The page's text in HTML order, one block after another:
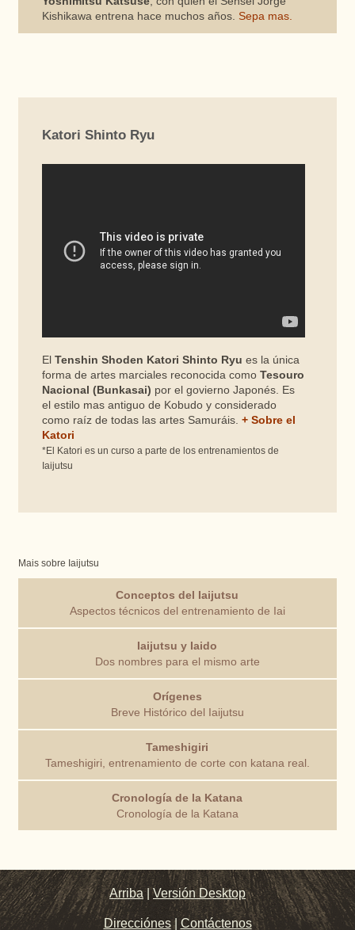
Kishikawa entrena hace muchos años. Sepa mas.
Katori Shinto Ryu
El Tenshin Shoden Katori Shinto Ryu es la única
forma de artes marciales reconocida comoTesouro
Nacional (Bunkasai) por el govierno Japonés. Es
el estilo mas antiguo de Kobudo y considerado
como raíz de todas las artes Samuráis. + Sobre el
Katori
*El Katori es un curso a parte de los entrenamientos de
Iaijutsu
Mais sobre Iaijutsu
Conceptos del Iaijutsu
Aspectos técnicos del entrenamiento de Iai
Iaijutsu y Iaido
Dos nombres para el mismo arte
Orígenes
Breve Histórico del Iaijutsu
Tameshigiri
Tameshigiri, entrenamiento de corte con katana real.
Cronología de la Katana
Cronología de la Katana
Arriba |Versión Desktop
Direcciónes| Contáctenos